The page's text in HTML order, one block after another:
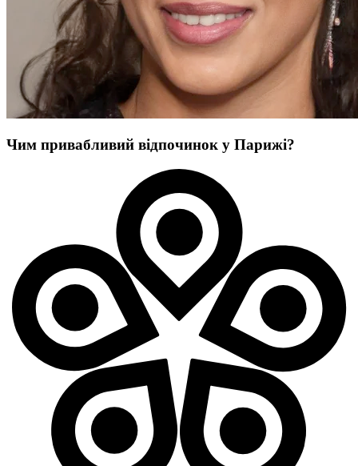
Чим привабливий відпочинок у Парижі?